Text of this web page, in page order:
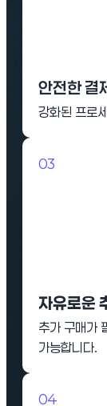
안전한 결
강화된 프로
03
자유로운
추가 구매가
가능합니다.
04